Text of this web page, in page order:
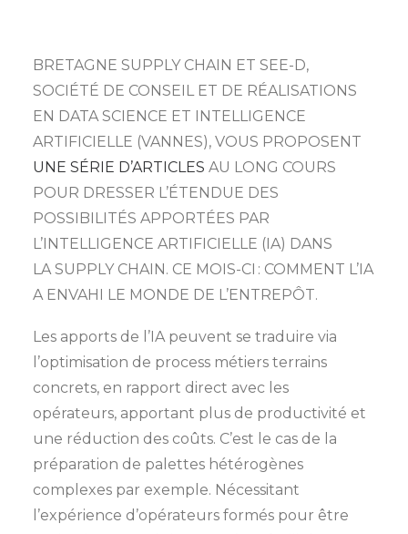
BRETAGNE SUPPLY CHAIN ET SEE-D,
SOCIÉTÉ DE CONSEIL ET DE RÉALISATIONS
EN DATA SCIENCE ET INTELLIGENCE
ARTIFICIELLE (VANNES), VOUS PROPOSENT
UNE SÉRIE D’ARTICLES AU LONG COURS
POUR DRESSER L’ÉTENDUE DES
POSSIBILITÉS APPORTÉES PAR
L’INTELLIGENCE ARTIFICIELLE (IA) DANS
LA SUPPLY CHAIN. CE MOIS-CI : COMMENT L’IA
A ENVAHI LE MONDE DE L’ENTREPÔT.
Les apports de l’IA peuvent se traduire via
l’optimisation de process métiers terrains
concrets, en rapport direct avec les
opérateurs, apportant plus de productivité et
une réduction des coûts. C’est le cas de la
préparation de palettes hétérogènes
complexes par exemple. Nécessitant
l’expérience d’opérateurs formés pour être